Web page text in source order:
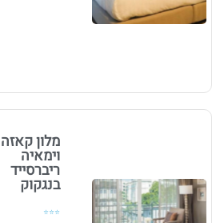
מלון קאזה
וימאיה
ריברסייד
בנגקוק
⭐⭐⭐